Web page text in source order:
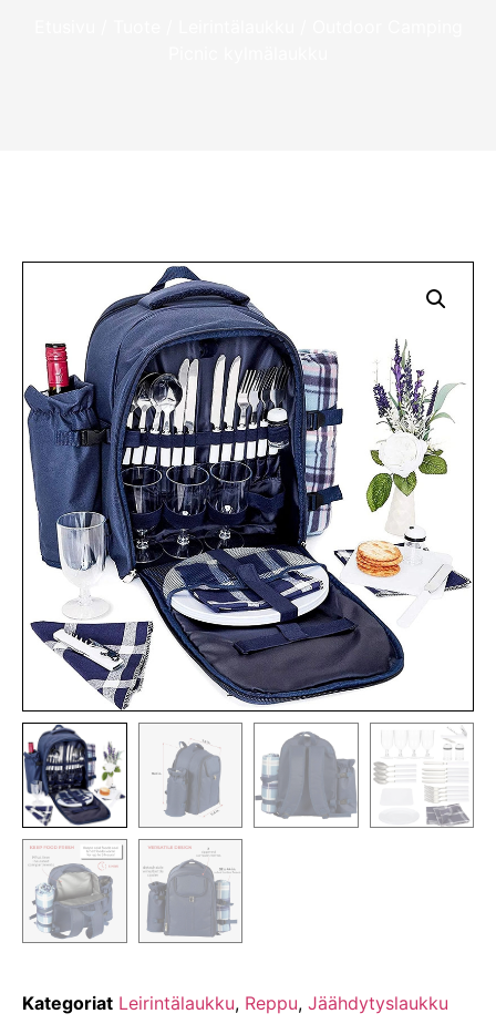
Kategoriat Leirintälaukku, Reppu, Jäähdytyslaukku